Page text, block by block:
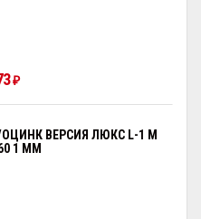
₽
ВЕРСИЯ ЛЮКС L-1 М
1 ММ